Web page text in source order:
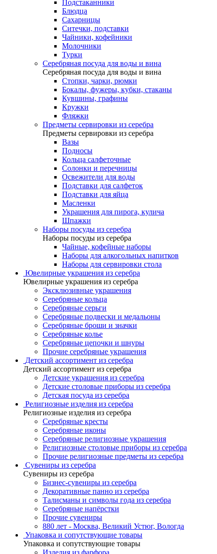
Подстаканники
Блюдца
Сахарницы
Ситечки, подставки
Чайники, кофейники
Молочники
Турки
Серебряная посуда для воды и вина
Серебряная посуда для воды и вина
Стопки, чарки, рюмки
Бокалы, фужеры, кубки, стаканы
Кувшины, графины
Кружки
Фляжки
Предметы сервировки из серебра
Предметы сервировки из серебра
Вазы
Подносы
Кольца салфеточные
Солонки и перечницы
Освежители для воды
Подставки для салфеток
Подставки для яйца
Масленки
Украшения для пирога, кулича
Шпажки
Наборы посуды из серебра
Наборы посуды из серебра
Чайные, кофейные наборы
Наборы для алкогольных напитков
Наборы для сервировки стола
Ювелирные украшения из серебра
Ювелирные украшения из серебра
Эксклюзивные украшения
Серебряные кольца
Серебряные серьги
Серебряные подвески и медальоны
Серебряные броши и значки
Серебряные колье
Серебряные цепочки и шнуры
Прочие серебряные украшения
Детский ассортимент из серебра
Детский ассортимент из серебра
Детские украшения из серебра
Детские столовые приборы из серебра
Детская посуда из серебра
Религиозные изделия из серебра
Религиозные изделия из серебра
Серебряные кресты
Серебряные иконы
Серебряные религиозные украшения
Религиозные столовые приборы из серебра
Прочие религиозные предметы из серебра
Сувениры из серебра
Сувениры из серебра
Бизнес-сувениры из серебра
Декоративные панно из серебра
Талисманы и символы года из серебра
Серебряные напёрстки
Прочие сувениры
880 лет - Москва, Великий Устюг, Вологда
Упаковка и сопутствующие товары
Упаковка и сопутствующие товары
Изделия из фарфора